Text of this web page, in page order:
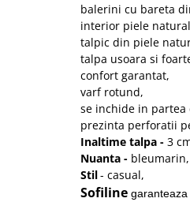
balerini cu bareta
interior piele
talpic din piele
talpa usoara si
confort garantat,
varf rotund,
se inchide in partea
prezinta perforatii
Inaltime talpa - 3
Nuanta - bleumarin,
Stil- casual,
Sofiline garanteaza